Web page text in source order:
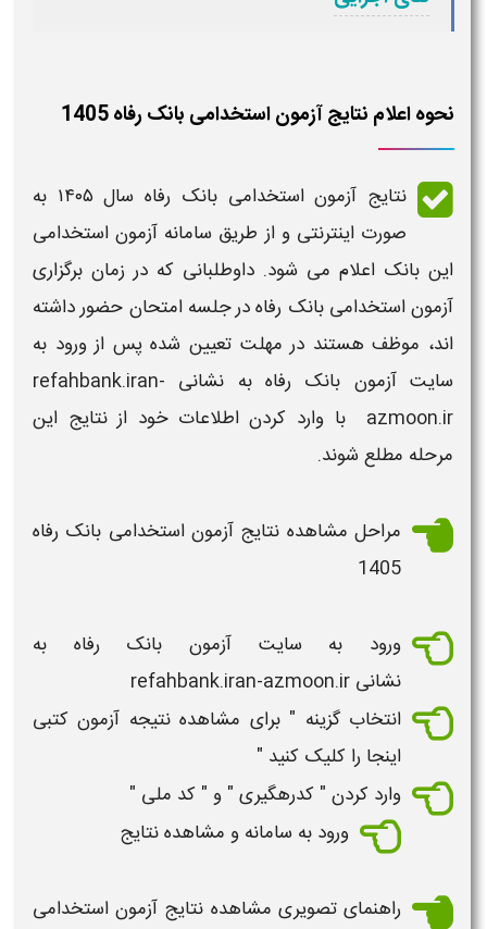
نحوه اعلام نتایج آزمون استخدامی بانک رفاه 1405
نتایج آزمون استخدامی بانک رفاه سال ۱۴۰۵
به
صورت اینترنتی و از طریق سامانه آزمون استخدامی
این بانک اعلام می شود. داوطلبانی که در زمان برگزاری
آزمون استخدامی بانک رفاهدر جلسهامتحان حضور داشته
اند، موظف هستند در مهلت تعیین شده پس از ورود به
سایت آزمون بانک رفاه
به نشانی refahbank.iran-
azmoon.ir با وارد کردن اطلاعات خود از
نتایج این
مرحله مطلع شوند.
مراحل مشاهده نتایج آزمون استخدامی بانک رفاه
1405
ورود به سایت آزمون بانک رفاه به
نشانی refahbank.iran-azmoon.ir
انتخاب گزینه " برای مشاهده نتیجه آزمون کتبی
اینجا را کلیک کنید "
وارد کردن " کدرهگیری " و " کد ملی "
ورود به سامانه و مشاهدهنتایج
راهنمای تصویری مشاهده نتایج آزمون استخدامی